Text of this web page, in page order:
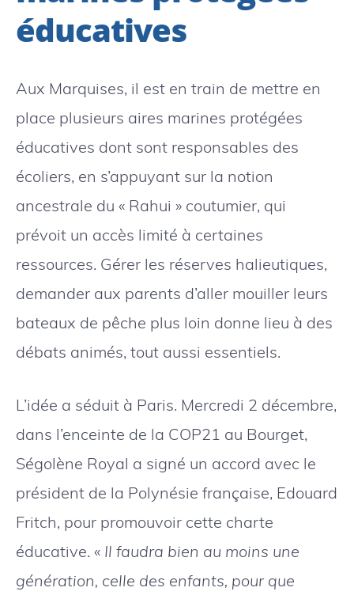
éducatives
Aux Marquises, il est en train de mettre en
place plusieurs aires marines protégées
éducatives dont sont responsables des
écoliers, en s’appuyant sur la notion
ancestrale du « Rahui » coutumier, qui
prévoit un accès limité à certaines
ressources. Gérer les réserves halieutiques,
demander aux parents d’aller mouiller leurs
bateaux de pêche plus loin donne lieu à des
débats animés, tout aussi essentiels.
L’idée a séduit à Paris. Mercredi 2 décembre,
dans l’enceinte de la COP21 au Bourget,
Ségolène Royal a signé un accord avec le
président de la Polynésie française, Edouard
Fritch, pour promouvoir cette charte
éducative. « Il faudra bien au moins une
génération, celle des enfants, pour que